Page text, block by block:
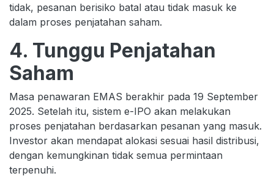
tidak, pesanan berisiko batal atau tidak masuk ke
dalam proses penjatahan saham.
4. Tunggu Penjatahan
Saham
Masa penawaran EMAS berakhir pada 19 September
2025. Setelah itu, sistem e-IPO akan melakukan
proses penjatahan berdasarkan pesanan yang masuk.
Investor akan mendapat alokasi sesuai hasil distribusi,
dengan kemungkinan tidak semua permintaan
terpenuhi.